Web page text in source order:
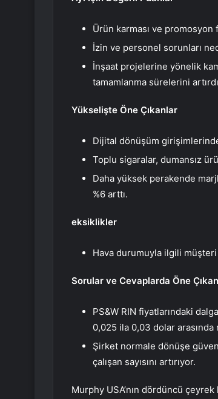
Ürün karması ve
İzin ve personel sorunları
İnşaat projelerine yönelik
tamamlanma sürelerini
Yükselişte Öne Çıkanlar
Dijital dönüşüm
Toplu sigaralar, dumansız
Daha yüksek perakende
%6 arttı.
eksiklikler
Hava durumuyla ilgili müşteri
Sorular ve Cevaplarda Öne
PS&W RIN fiyatlarındaki
0,025 ila 0,03 dolar
Şirket normale dönüşe
çalışan sayısını artırıyor.
Murphy USA’nın dördüncü